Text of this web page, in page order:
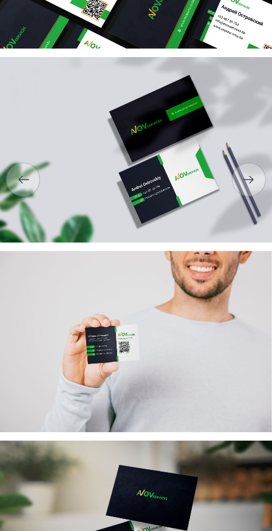
ПОСЛУГИ
ПОРТФОЛІО
БЛОГ
КОНТАКТИ